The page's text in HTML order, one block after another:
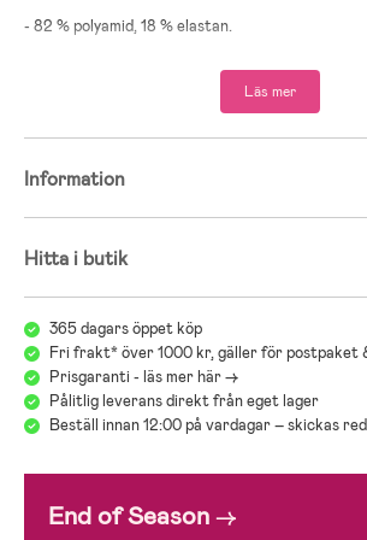
- 82 % polyamid, 18 % elastan.
Läs mer
Information
Hitta i butik
365 dagars öppet köp
Fri frakt* över 1000 kr, gäller för postpaket
Prisgaranti - läs mer här ->
Pålitlig leverans direkt från eget lager
Beställ innan 12:00 på vardagar – skickas
End of Season→